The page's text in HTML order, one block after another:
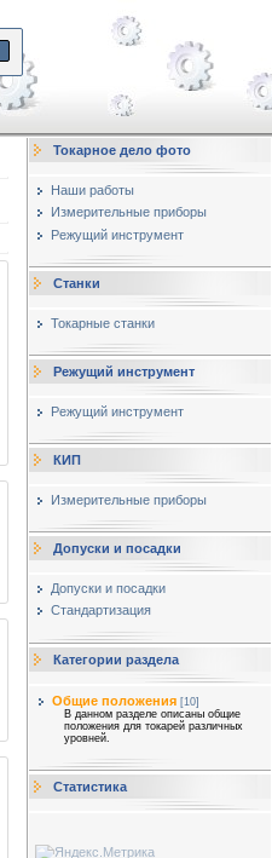
Токарное дело фото
Наши работы
Измерительные приборы
Режущий инструмент
Станки
Токарные станки
Режущий инструмент
Режущий инструмент
КИП
Измерительные приборы
Допуски и посадки
Допуски и посадки
Стандартизация
Категории раздела
Общие положения [10]
В данном разделе описаны общие
положения для токарей различных
уровней.
Статистика